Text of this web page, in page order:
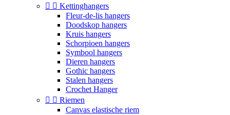
  Kettinghangers
Fleur-de-lis hangers
Doodskop hangers
Kruis hangers
Schorpioen hangers
Symbool hangers
Dieren hangers
Gothic hangers
Stalen hangers
Crochet Hanger
  Riemen
Canvas elastische riem